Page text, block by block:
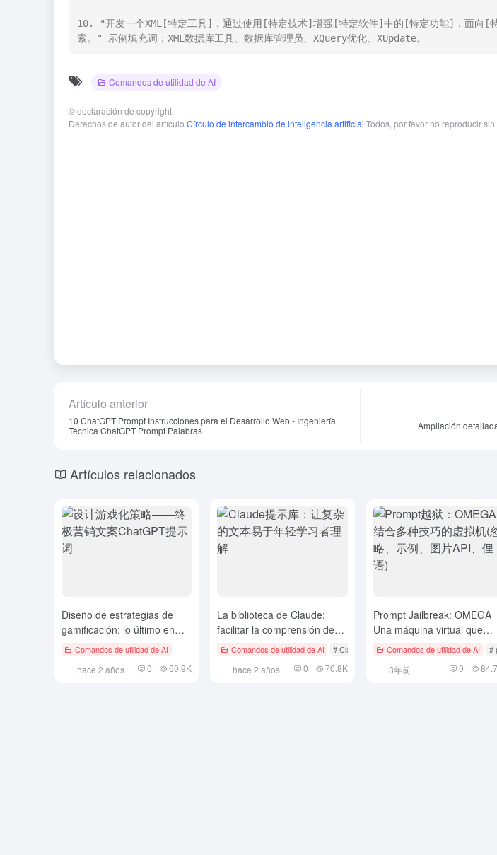
10. "开发一个XML[特定工具]，通过使用[特定技术]增强[特定软件]中的[特定功能]，面向[
索。" 示例填充词：XML数据库工具、数据库管理员、XQuery优化、XUpdate。
Comandos de utilidad de AI
©declaración de copyright
Derechos de autor del artículo Círculo de intercambio de inteligencia artificial Todos, por favor no reproducir sin
Artículo anterior
10 ChatGPT Prompt Instrucciones para el Desarrollo Web - Ingeniería
Técnica ChatGPT Prompt Palabras
Ampliación
Artículos relacionados
Diseño de estrategias de
gamificación: lo último en
textos de marketing
Comandos de utilidad de AI
hace 2 años 0 60.9K
La biblioteca de Claude:
facilitar la comprensión de
textos complejos a los
Comandos de utilidad de AI # Claude
hace 2 años 0 70.8K
Prompt Jailbreak: OMEGA
Una máquina virtual que
combina muchos trucos
imágenes, jerga)
Comandos de utilidad de AI #
3年前 0